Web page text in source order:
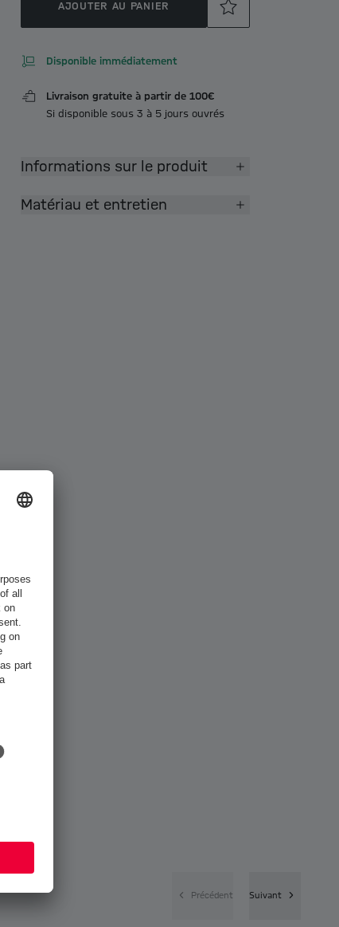
AJOUTER AU PANIER
Disponible immédiatement
Livraison gratuite à partir de 100€
Si disponible sous 3 à 5 jours ouvrés
Informations sur le produit
Matériau et entretien
Précédent Suivant